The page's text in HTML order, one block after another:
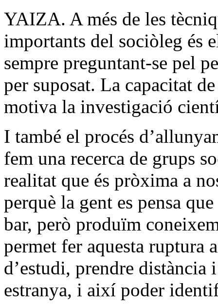
YAIZA. A més de les
importants del sociòleg és
sempre preguntant-se pel
per suposat. La capacitat
motiva la investigació
I també el procés
fem una recerca de grups
realitat que és pròxima a
perquè la gent es pensa
bar, però produïm
permet fer aquesta ruptura
d’estudi, prendre distància
estranya, i així poder